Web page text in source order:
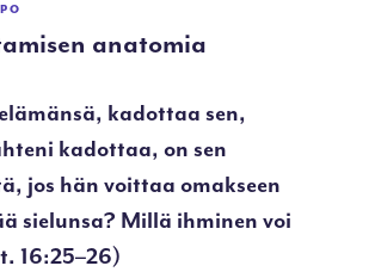
anatomia
kadottaa sen,
kadottaa, on sen
jos hän voittaa omakseen
sielunsa? Millä ihminen voi
16:25–26)